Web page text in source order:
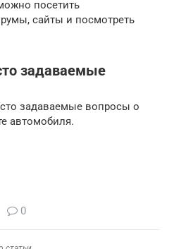
посетить
сайты и посмотреть
задаваемые
задаваемые вопросы о
автомобиля.
0